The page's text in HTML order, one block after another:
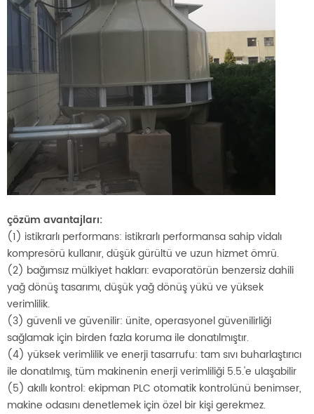
çözüm avantajları:
(1) istikrarlı performans: istikrarlı performansa sahip vidalı
kompresörü kullanır, düşük gürültü ve uzun hizmet ömrü.
(2) bağımsız mülkiyet hakları: evaporatörün benzersiz dahili
yağ dönüş tasarımı, düşük yağ dönüş yükü ve yüksek
verimlilik.
(3) güvenli ve güvenilir: ünite, operasyonel güvenilirliği
sağlamak için birden fazla koruma ile donatılmıştır.
(4) yüksek verimlilik ve enerji tasarrufu: tam sıvı buharlaştırıcı
ile donatılmış, tüm makinenin enerji verimliliği 5.5.'e ulaşabilir
(5) akıllı kontrol: ekipman PLC otomatik kontrolünü benimser,
makine odasını denetlemek için özel bir kişi gerekmez.